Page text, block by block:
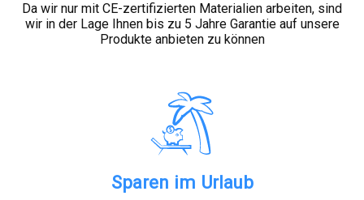
Da wir nur mit CE-zertifizierten Materialien arbeiten, sind
wir in der Lage Ihnen bis zu 5 Jahre Garantie auf unsere
Produkte anbieten zu können
Sparen im Urlaub